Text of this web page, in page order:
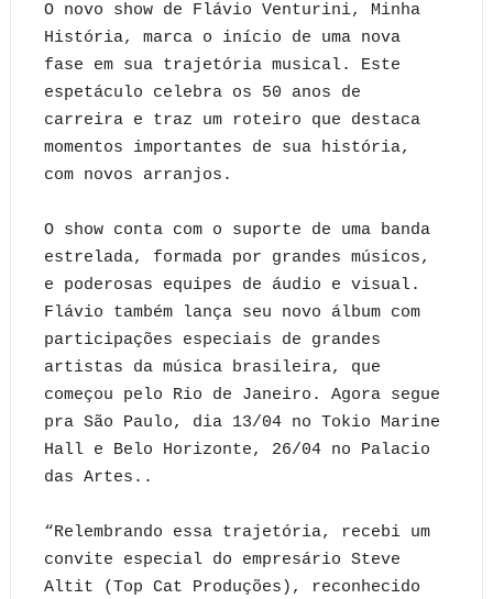
O novo show de Flávio Venturini, Minha
História, marca o início de uma nova
fase em sua trajetória musical. Este
espetáculo celebra os 50 anos de
carreira e traz um roteiro que destaca
momentos importantes de sua história,
com novos arranjos.
O show conta com o suporte de uma banda
estrelada, formada por grandes músicos,
e poderosas equipes de áudio e visual.
Flávio também lança seu novo álbum com
participações especiais de grandes
artistas da música brasileira, que
começou pelo Rio de Janeiro. Agora segue
pra São Paulo, dia 13/04 no Tokio Marine
Hall e Belo Horizonte, 26/04 no Palacio
das Artes..
“Relembrando essa trajetória, recebi um
convite especial do empresário Steve
Altit (Top Cat Produções), reconhecido